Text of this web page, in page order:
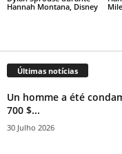
Hannah Montana, Disney
Últimas notícias
Un homme a été
700 $...
30 Julho 2026